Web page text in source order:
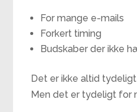
For mange e-mails
Forkert timing
Budskaber der ikke
Det er ikke altid
Men det er tydeligt for